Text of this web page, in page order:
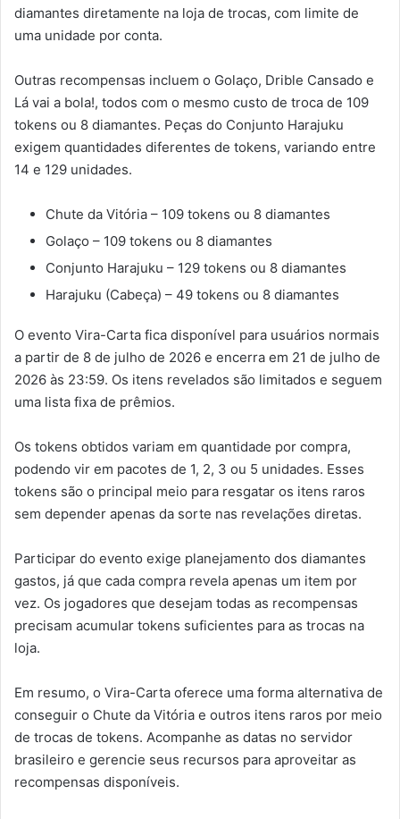
diamantes diretamente na loja de trocas, com limite de
uma unidade por conta.
Outras recompensas incluem o Golaço, Drible Cansado e
Lá vai a bola!, todos com o mesmo custo de troca de 109
tokens ou 8 diamantes. Peças do Conjunto Harajuku
exigem quantidades diferentes de tokens, variando entre
14 e 129 unidades.
Chute da Vitória – 109 tokens ou 8 diamantes
Golaço – 109 tokens ou 8 diamantes
Conjunto Harajuku – 129 tokens ou 8 diamantes
Harajuku (Cabeça) – 49 tokens ou 8 diamantes
O evento Vira-Carta fica disponível para usuários normais
a partir de 8 de julho de 2026 e encerra em 21 de julho de
2026 às 23:59. Os itens revelados são limitados e seguem
uma lista fixa de prêmios.
Os tokens obtidos variam em quantidade por compra,
podendo vir em pacotes de 1, 2, 3 ou 5 unidades. Esses
tokens são o principal meio para resgatar os itens raros
sem depender apenas da sorte nas revelações diretas.
Participar do evento exige planejamento dos diamantes
gastos, já que cada compra revela apenas um item por
vez. Os jogadores que desejam todas as recompensas
precisam acumular tokens suficientes para as trocas na
loja.
Em resumo, o Vira-Carta oferece uma forma alternativa de
conseguir o Chute da Vitória e outros itens raros por meio
de trocas de tokens. Acompanhe as datas no servidor
brasileiro e gerencie seus recursos para aproveitar as
recompensas disponíveis.